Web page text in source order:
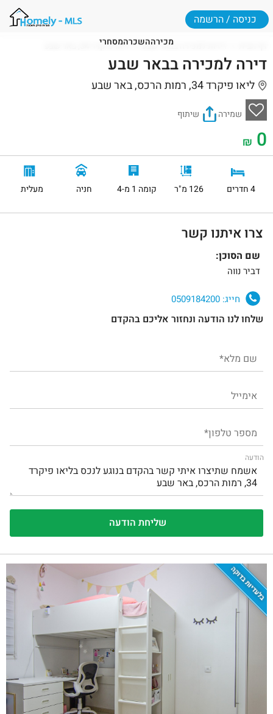
מכירההשכרהמסחרי
כניסה / הרשמה
דירות למכירה בבאר שבע ליאו פיקרד 34, באר שבע
דירה למכירה בבאר שבע
ליאו פיקרד 34, רמות הרכס, באר שבע
שמירה שיתוף
0
₪
4 חדרים 126 מ"ר קומה 1 מ-4 חניה מעלית
צרו איתנו קשר
שם הסוכן:
דביר נווה
חייג:
שלחו לנו הודעה ונחזור אליכם בהקדם
הודעה
בלעדיות בדוקה